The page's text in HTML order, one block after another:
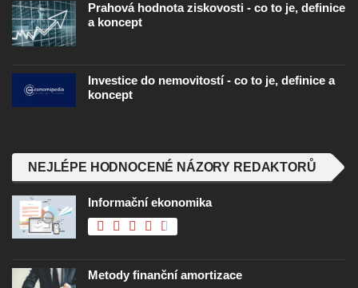
Prahová hodnota ziskovosti - co to je, definice
a koncept
Investice do nemovitostí - co to je, definice a
koncept
NEJLÉPE HODNOCENÉ NÁZORY REDAKTORŮ
Informační ekonomika
Metody finanční amortizace